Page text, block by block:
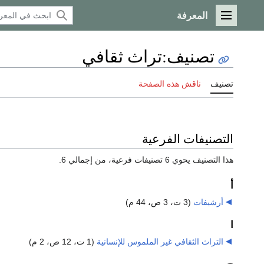
القائمة الرئيسية
المعرفة
تصنيف:تراث ثقافي
تصنيف ناقش هذه الصفحة
التصنيفات الفرعية
هذا التصنيف يحوي 6 تصنيفات فرعية، من إجمالي 6.
أرشيفات (3 ت، 3 ص، 44 م)
التراث الثقافي غير الملموس للإنسانية (1 ت، 12 ص، 2 م)